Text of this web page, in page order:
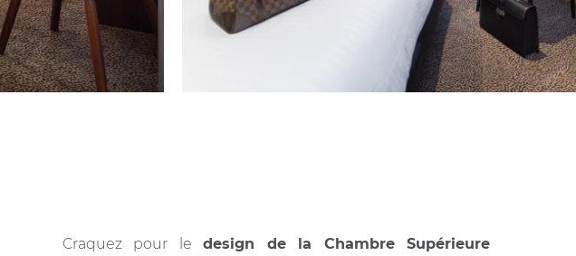
Craquez pour ledesign de la Chambre Supérieure